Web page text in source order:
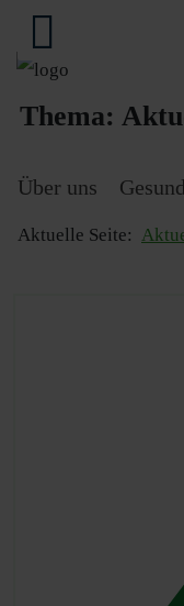
Thema:
Über uns
Aktuelle Seite: